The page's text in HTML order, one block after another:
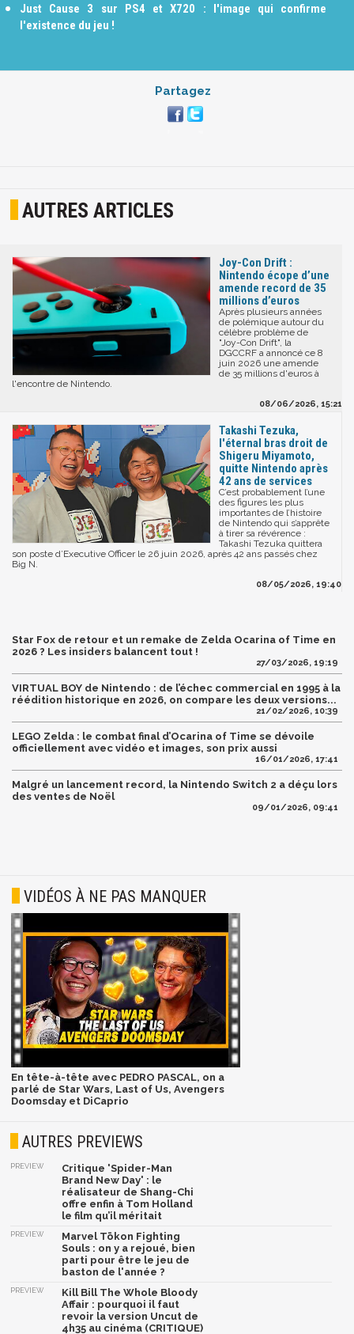
Just Cause 3 sur PS4 et X720 : l'image qui confirme
l'existence du jeu !
Partagez
AUTRES ARTICLES
Joy-Con Drift :
Nintendo écope d’une
amende record de 35
millions d’euros
Après plusieurs années
de polémique autour du
célèbre problème de
"Joy-Con Drift", la
DGCCRF a annoncé ce 8
juin 2026 une amende
de 35 millions d'euros à
l'encontre de Nintendo.
08/06/2026, 15:21
Takashi Tezuka,
l'éternal bras droit de
Shigeru Miyamoto,
quitte Nintendo après
42 ans de services
C’est probablement l’une
des figures les plus
importantes de l’histoire
de Nintendo qui s’apprête
à tirer sa révérence :
Takashi Tezuka quittera
son poste d’Executive Officer le 26 juin 2026, après 42 ans passés chez
Big N.
08/05/2026, 19:40
Star Fox de retour et un remake de Zelda Ocarina of Time en
2026 ? Les insiders balancent tout !
27/03/2026, 19:19
VIRTUAL BOY de Nintendo : de l’échec commercial en 1995 à la
réédition historique en 2026, on compare les deux versions...
21/02/2026, 10:39
LEGO Zelda : le combat final d’Ocarina of Time se dévoile
officiellement avec vidéo et images, son prix aussi
16/01/2026, 17:41
Malgré un lancement record, la Nintendo Switch 2 a déçu lors
des ventes de Noël
09/01/2026, 09:41
VIDÉOS À NE PAS MANQUER
En tête-à-tête avec PEDRO PASCAL, on a
parlé de Star Wars, Last of Us, Avengers
Doomsday et DiCaprio
AUTRES PREVIEWS
PREVIEW
Critique 'Spider-Man
Brand New Day' : le
réalisateur de Shang-Chi
offre enfin à Tom Holland
le film qu’il méritait
PREVIEW
Marvel Tōkon Fighting
Souls : on y a rejoué, bien
parti pour être le jeu de
baston de l'année ?
PREVIEW
Kill Bill The Whole Bloody
Affair : pourquoi il faut
revoir la version Uncut de
4h35 au cinéma (CRITIQUE)